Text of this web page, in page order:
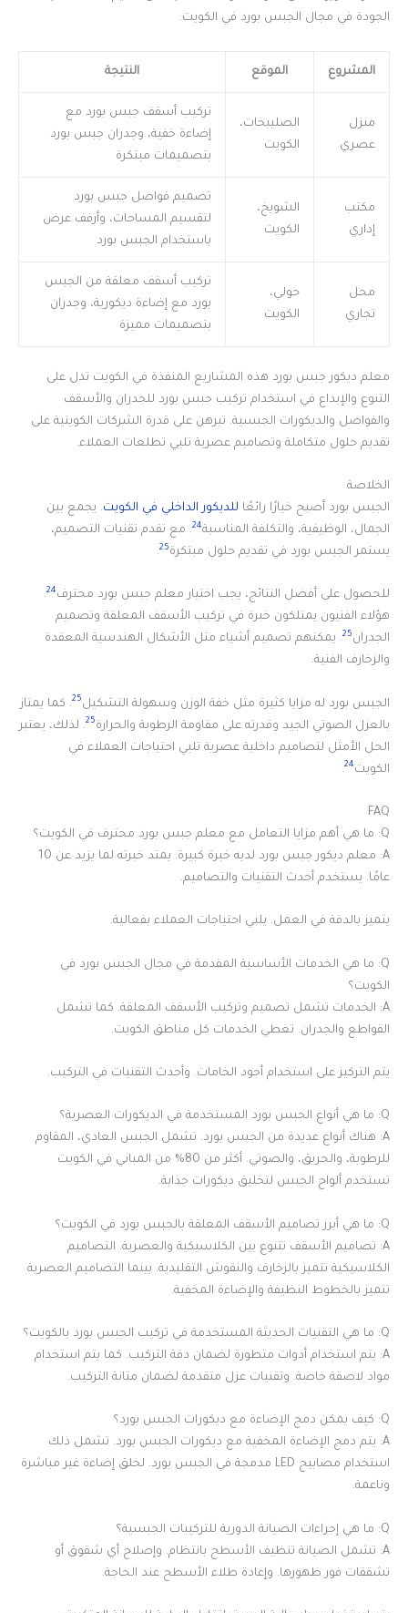
الجودة في مجال الجبس بورد في الكويت.
المشروع الموقع النتيجة
منزل
عصري
الصليبخات،
الكويت
تركيب أسقف جبس بورد مع
إضاءة خفية، وجدران جبس بورد
بتصميمات مبتكرة
مكتب
إداري
الشويخ،
الكويت
تصميم فواصل جبس بورد
لتقسيم المساحات، وأرفف عرض
باستخدام الجبس بورد
محل
تجاري
حولي،
الكويت
تركيب أسقف معلقة من الجبس
بورد مع إضاءة ديكورية، وجدران
بتصميمات مميزة
معلم ديكور جبس بورد هذه المشاريع المنفذة في الكويت تدل على
التنوع والإبداع في استخدام تركيب جبس بورد للجدران والأسقف
والفواصل والديكورات الجبسية. تبرهن على قدرة الشركات الكويتية على
تقديم حلول متكاملة وتصاميم عصرية تلبي تطلعات العملاء.
الخلاصة
الجبس بورد أصبح خيارًا رائعًا للديكور الداخلي في الكويت. يجمع بين
الجمال، الوظيفية، والتكلفة المناسبة24. مع تقدم تقنيات التصميم،
يستمر الجبس بورد في تقديم حلول مبتكرة25
.
للحصول على أفضل النتائج، يجب اختيار معلم جبس بورد محترف24
.
هؤلاء الفنيون يمتلكون خبرة في تركيب الأسقف المعلقة وتصميم
الجدران25. يمكنهم تصميم أشياء مثل الأشكال الهندسية المعقدة
والزخارف الفنية.
الجبس بورد له مزايا كثيرة مثل خفة الوزن وسهولة التشكيل25. كما يمتاز
بالعزل الصوتي الجيد وقدرته على مقاومة الرطوبة والحرارة25. لذلك، يعتبر
الحل الأمثل لتصاميم داخلية عصرية تلبي احتياجات العملاء في
الكويت24
.
FAQ
Q: ما هي أهم مزايا التعامل مع معلم جبس بورد محترف في الكويت؟
A: معلم ديكور جبس بورد لديه خبرة كبيرة. يمتد خبرته لما يزيد عن 10
عامًا. يستخدم أحدث التقنيات والتصاميم.
يتميز بالدقة في العمل. يلبي احتياجات العملاء بفعالية.
Q: ما هي الخدمات الأساسية المقدمة في مجال الجبس بورد في
الكويت؟
A: الخدمات تشمل تصميم وتركيب الأسقف المعلقة. كما تشمل
القواطع والجدران. تغطي الخدمات كل مناطق الكويت.
يتم التركيز على استخدام أجود الخامات. وأحدث التقنيات في التركيب.
Q: ما هي أنواع الجبس بورد المستخدمة في الديكورات العصرية؟
A: هناك أنواع عديدة من الجبس بورد. تشمل الجبس العادي، المقاوم
للرطوبة، والحريق، والصوتي. أكثر من 80% من المباني في الكويت
تستخدم ألواح الجبس لتخليق ديكورات جذابة.
Q: ما هي أبرز تصاميم الأسقف المعلقة بالجبس بورد في الكويت؟
A: تصاميم الأسقف تتنوع بين الكلاسيكية والعصرية. التصاميم
الكلاسيكية تتميز بالزخارف والنقوش التقليدية. بينما التصاميم العصرية
تتميز بالخطوط النظيفة والإضاءة المخفية.
Q: ما هي التقنيات الحديثة المستخدمة في تركيب الجبس بورد بالكويت؟
A: يتم استخدام أدوات متطورة لضمان دقة التركيب. كما يتم استخدام
مواد لاصقة خاصة. وتقنيات عزل متقدمة لضمان متانة التركيب.
Q: كيف يمكن دمج الإضاءة مع ديكورات الجبس بورد؟
A: يتم دمج الإضاءة المخفية مع ديكورات الجبس بورد. تشمل ذلك
استخدام مصابيح LED مدمجة في الجبس بورد. لخلق إضاءة غير مباشرة
وناعمة.
Q: ما هي إجراءات الصيانة الدورية للتركيبات الجبسية؟
A: تشمل الصيانة تنظيف الأسطح بانتظام. وإصلاح أي شقوق أو
تشققات فور ظهورها. وإعادة طلاء الأسطح عند الحاجة.